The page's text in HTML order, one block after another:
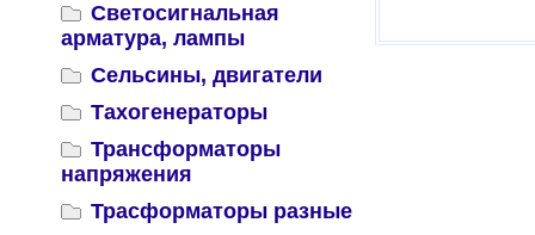
Светосигнальная
арматура, лампы
Сельсины, двигатели
Тахогенераторы
Трансформаторы
напряжения
Трасформаторы разные